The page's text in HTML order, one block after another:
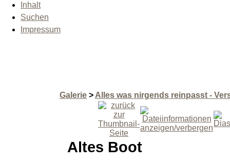
Inhalt
Suchen
Impressum
Galerie > Alles was nirgends reinpasst -
Altes Boot